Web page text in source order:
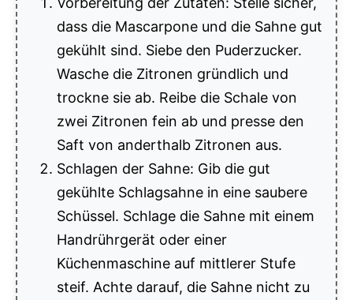
dass die Mascarpone und die Sahne gut
gekühlt sind. Siebe den Puderzucker.
Wasche die Zitronen gründlich und
trockne sie ab. Reibe die Schale von
zwei Zitronen fein ab und presse den
Saft von anderthalb Zitronen aus.
Schlagen der Sahne: Gib die gut
gekühlte Schlagsahne in eine saubere
Schüssel. Schlage die Sahne mit einem
Handrührgerät oder einer
Küchenmaschine auf mittlerer Stufe
steif. Achte darauf, die Sahne nicht zu